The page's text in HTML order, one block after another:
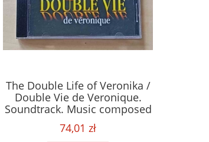
The Double Life of Veronika /
Double Vie de Veronique.
Soundtrack. Music composed
by Zbigniew Preisner. Płyta
CD
74,01 zł